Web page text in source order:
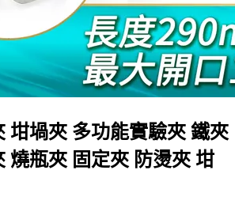
坩堝夾 多功能實驗夾 鐵夾
燒瓶夾 固定夾 防燙夾 坩